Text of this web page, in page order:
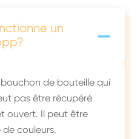
un
-
de bouteille qui
pas être récupéré
ouvert. Il peut être
couleurs.